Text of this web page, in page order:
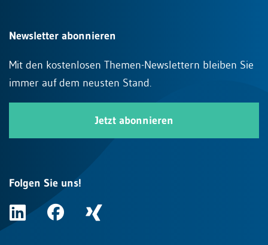
Newsletter abonnieren
Mit den kostenlosen Themen-Newslettern bleiben Sie
immer auf dem neusten Stand.
Jetzt abonnieren
Folgen Sie uns!